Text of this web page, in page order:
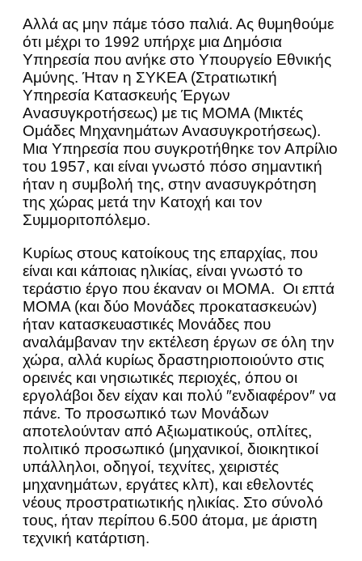
Αλλά ας μην πάμε τόσο παλιά. Ας θυμηθούμε
ότι μέχρι το 1992 υπήρχε μια Δημόσια
Υπηρεσία που ανήκε στο Υπουργείο Εθνικής
Αμύνης. Ήταν η ΣΥΚΕΑ (Στρατιωτική
Υπηρεσία Κατασκευής Έργων
Ανασυγκροτήσεως) με τις ΜΟΜΑ (Μικτές
Ομάδες Μηχανημάτων Ανασυγκροτήσεως).
Μια Υπηρεσία που συγκροτήθηκε τον Απρίλιο
του 1957, και είναι γνωστό πόσο σημαντική
ήταν η συμβολή της, στην ανασυγκρότηση
της χώρας μετά την Κατοχή και τον
Συμμοριτοπόλεμο.
Κυρίως στους κατοίκους της επαρχίας, που
είναι και κάποιας ηλικίας, είναι γνωστό το
τεράστιο έργο που έκαναν οι ΜΟΜΑ. Οι επτά
ΜΟΜΑ (και δύο Μονάδες προκατασκευών)
ήταν κατασκευαστικές Μονάδες που
αναλάμβαναν την εκτέλεση έργων σε όλη την
χώρα, αλλά κυρίως δραστηριοποιούντο στις
ορεινές και νησιωτικές περιοχές, όπου οι
εργολάβοι δεν είχαν και πολύ ″ενδιαφέρον″ να
πάνε. Το προσωπικό των Μονάδων
αποτελούνταν από Αξιωματικούς, οπλίτες,
πολιτικό προσωπικό (μηχανικοί, διοικητικοί
υπάλληλοι, οδηγοί, τεχνίτες, χειριστές
μηχανημάτων, εργάτες κλπ), και εθελοντές
νέους προστρατιωτικής ηλικίας. Στο σύνολό
τους, ήταν περίπου 6.500 άτομα, με άριστη
τεχνική κατάρτιση.